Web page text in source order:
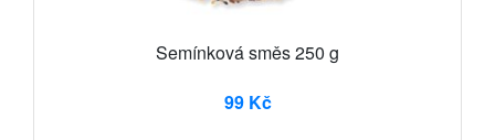
Semínková směs 250 g
99 Kč